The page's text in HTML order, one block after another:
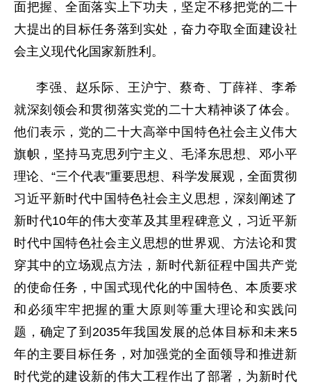
面把握、全面落实上下功夫，坚定不移把党的二十
大提出的目标任务落到实处，奋力夺取全面建设社
会主义现代化国家新胜利。
李强、赵乐际、王沪宁、蔡奇、丁薛祥、李希
就深刻领会和贯彻落实党的二十大精神谈了体会。
他们表示，党的二十大高举中国特色社会主义伟大
旗帜，坚持马克思列宁主义、毛泽东思想、邓小平
理论、“三个代表”重要思想、科学发展观，全面贯彻
习近平新时代中国特色社会主义思想，深刻阐述了
新时代10年的伟大变革及其里程碑意义，习近平新
时代中国特色社会主义思想的世界观、方法论和贯
穿其中的立场观点方法，新时代新征程中国共产党
的使命任务，中国式现代化的中国特色、本质要求
和必须牢牢把握的重大原则等重大理论和实践问
题，确定了到2035年我国发展的总体目标和未来5
年的主要目标任务，对加强党的全面领导和推进新
时代党的建设新的伟大工程作出了部署，为新时代